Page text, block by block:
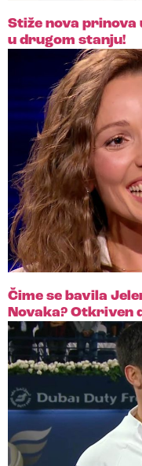
Stiže nova prinova
u drugom stanju!
Čime se bavila
Novaka? Otkriven